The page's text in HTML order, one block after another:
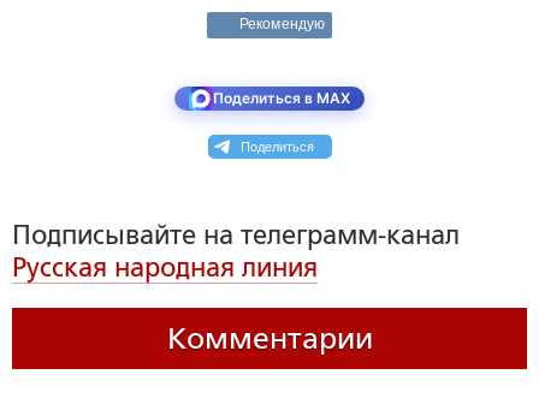
Рекомендую
Поделиться в MAX
Поделиться
Подписывайте на телеграмм-канал
Русская народная линия
Комментарии